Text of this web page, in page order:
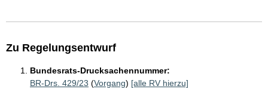
Zu Regelungsentwurf
Bundesrats-Drucksachennummer:
BR-Drs. 429/23 (Vorgang) [alle RV hierzu]